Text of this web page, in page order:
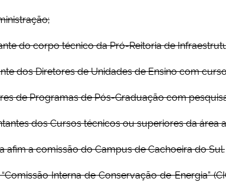
do corpo técnico da Pró-Reitoria de
dos Diretores de Unidades de Ensino com
de Programas de Pós-Graduação com
dos Cursos técnicos ou superiores da área
afim a comissão do Campus de Cachoeira do Sul.
Interna de Conservação de Energia”